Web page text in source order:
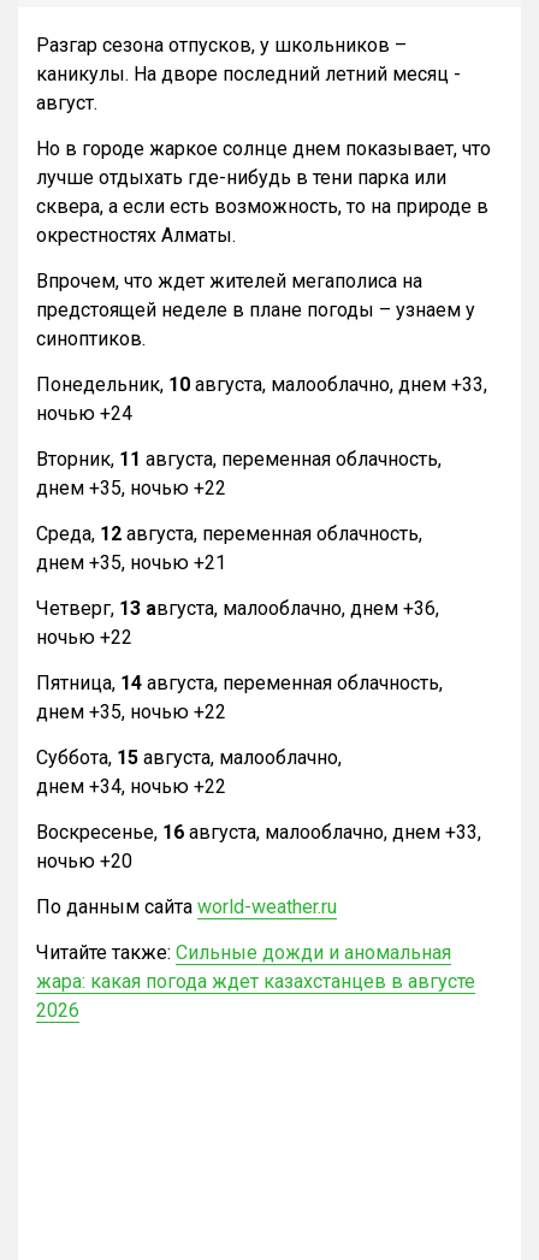
Разгар сезона отпусков, у школьников –
каникулы. На дворе последний летний месяц -
август.
Но в городе жаркое солнце днем показывает, что
лучше отдыхать где-нибудь в тени парка или
сквера, а если есть возможность, то на природе в
окрестностях Алматы.
Впрочем, что ждет жителей мегаполиса на
предстоящей неделе в плане погоды – узнаем у
синоптиков.
Понедельник, 10 августа, малооблачно, днем +33,
ночью +24
Вторник, 11 августа, переменная облачность,
днем +35, ночью +22
Среда, 12 августа, переменная облачность,
днем +35, ночью +21
Четверг, 13 августа, малооблачно, днем +36,
ночью +22
Пятница, 14 августа, переменная облачность,
днем +35, ночью +22
Суббота, 15 августа, малооблачно,
днем +34, ночью +22
Воскресенье, 16 августа, малооблачно, днем +33,
ночью +20
По данным сайта world-weather.ru
Читайте также: Сильные дожди и аномальная
жара: какая погода ждет казахстанцев в августе
2026